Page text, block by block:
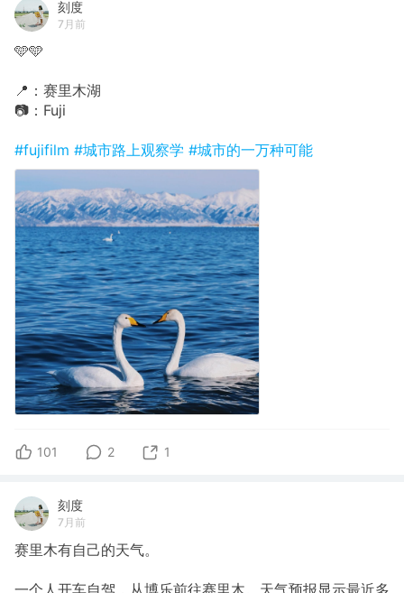
刻度
7月前
🩵🩵
📍：赛里木湖
📷：Fuji
#fujifilm #城市路上观察学 #城市的一万种可能
101 2 1
刻度
7月前
赛里木有自己的天气。
一个人开车自驾，从博乐前往赛里木。天气预报显示最近多